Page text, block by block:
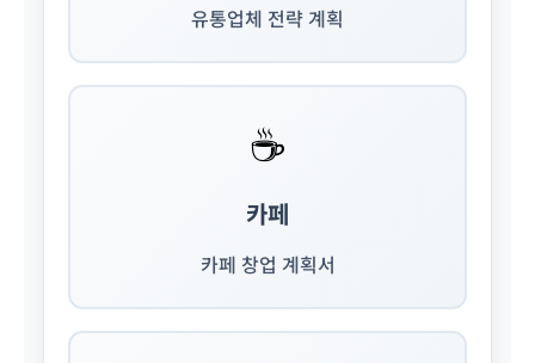
유통업체 전략 계획
☕
카페
카페 창업 계획서